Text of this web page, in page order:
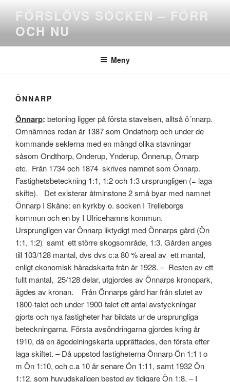
innehåll
FÖRSLÖVS SOCKEN – FÖRR
OCH NU
Meny
ÖNNARP
Önnarp: betoning ligger på första stavelsen, alltså ö´nnarp.
Omnämnes redan år 1387 som Ondathorp och under de
kommande seklerna med en mängd olika stavningar
såsom Ondthorp, Onderup, Ynderup, Önnerup, Örnarp
etc. Från 1734 och 1874 skrives namnet som Önnarp.
Fastighetsbeteckning 1:1, 1:2 och 1:3 ursprungligen (= laga
skifte). Det existerar åtminstone 2 små byar med namnet
Önnarp I Skåne: en kyrkby o. socken I Trelleborgs
kommun och en by I Ulricehamns kommun.
Ursprungligen var Önnarp liktydigt med Önnarps gård (Ön
1:1, 1:2) samt ett större skogsområde, 1:3. Gården anges
till 103/128 mantal, dvs dvs c:a 80 % areal av ett mantal,
enligt ekonomisk häradskarta från år 1928. – Resten av ett
fullt mantal, 25/128 delar, utgjordes av Önnarps kronopark,
ägdes av kronan. Från Önnarps gård har från slutet av
1800-talet och under 1900-talet ett antal avstyckningar
gjorts och nya fastigheter har bildats ur de ursprungliga
beteckningarna. Första avsöndringarna gjordes kring år
1910, då en ägodelningskarta upprättades, den första efter
laga skiftet. – Då uppstod fastigheterna Önnarp Ön 1:1 t o
m Ön 1:10, och c.a 10 år senare Ön 1:11, samt 1932 Ön
1:12, som huvudskaligen bestod av tidigare Ön 1:8. – I